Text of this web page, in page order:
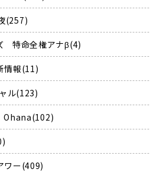
(257)
特命全権アナβ(4)
情報(11)
ル(123)
Ohana(102)
ワー(409)